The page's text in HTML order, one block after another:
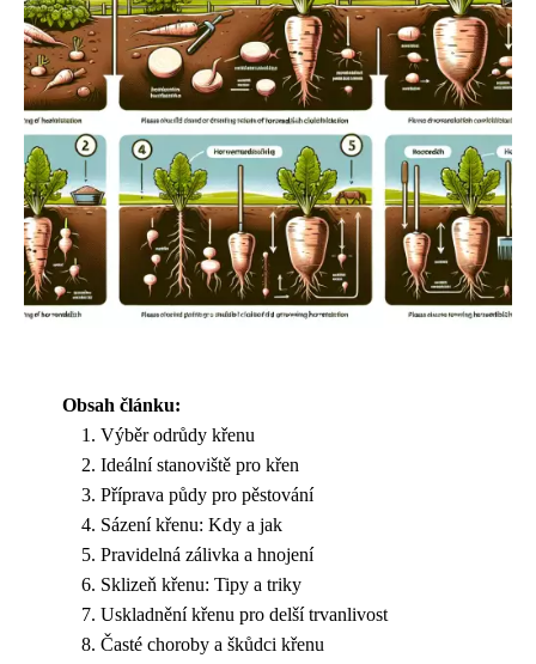
Obsah článku:
Výběr odrůdy křenu
Ideální stanoviště pro křen
Příprava půdy pro pěstování
Sázení křenu: Kdy a jak
Pravidelná zálivka a hnojení
Sklizeň křenu: Tipy a triky
Uskladnění křenu pro delší trvanlivost
Časté choroby a škůdci křenu